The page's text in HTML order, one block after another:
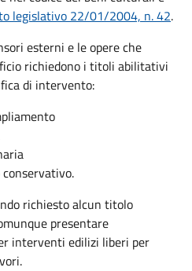
legislativo 22/01/2004, n. 42.
esterni e le opere che
richiedono i titoli abilitativi
di intervento:
richiesto alcun titolo
presentare
interventi edilizi liberi per